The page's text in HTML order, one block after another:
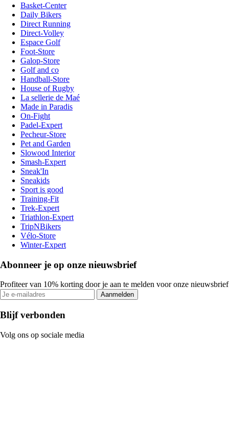
Basket-Center
Daily Bikers
Direct Running
Direct-Volley
Espace Golf
Foot-Store
Galop-Store
Golf and co
Handball-Store
House of Rugby
La sellerie de Maé
Made in Paradis
On-Fight
Padel-Expert
Pecheur-Store
Pet and Garden
Slowood Interior
Smash-Expert
Sneak'In
Sneakids
Sport is good
Training-Fit
Trek-Expert
Triathlon-Expert
TripNBikers
Vélo-Store
Winter-Expert
Abonneer je op onze nieuwsbrief
Profiteer van 10% korting door je aan te melden voor onze nieuwsbrief
Aanmelden
Blijf verbonden
Volg ons op sociale media